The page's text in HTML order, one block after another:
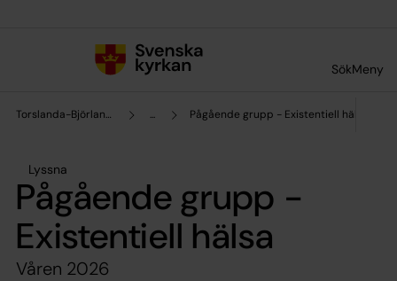
SökMeny
Torslanda-Björlanda församling ... Pågående grupp - Existentiell hälsa
Lyssna
Pågående grupp -
Existentiell hälsa
Våren 2026